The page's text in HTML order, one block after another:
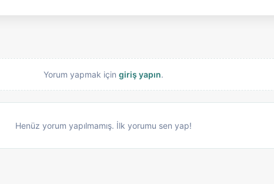
Yorum yapmak için giriş yapın.
Henüz yorum yapılmamış. İlk yorumu sen yap!